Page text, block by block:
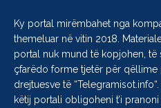
Ky portal mirëmbahet nga
themeluar në vitin 2018.
portal nuk mund të kopjohen,
çfarëdo forme tjetër për qëllime
drejtuesve të “Telegramisot.info
këtij portali obligoheni t’i